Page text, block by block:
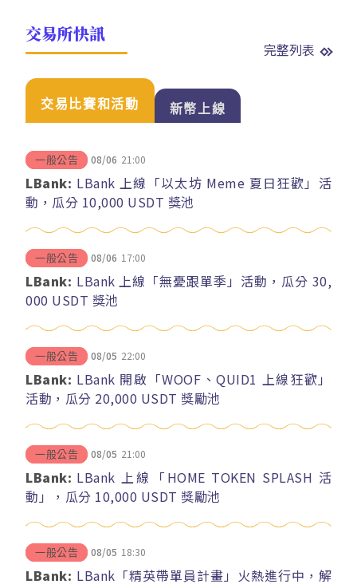
交易所快訊
完整列表
交易比賽和活動 新幣上線
一般公告 08/06 21:00
LBank: LBank 上線「以太坊 Meme 夏日狂歡」活
動，瓜分 10,000 USDT 獎池
一般公告 08/06 17:00
LBank: LBank 上線「無憂跟單季」活動，瓜分 30,
000 USDT 獎池
一般公告 08/05 22:00
LBank: LBank 開啟「WOOF、QUID1 上線狂歡」
活動，瓜分 20,000 USDT 獎勵池
一般公告 08/05 21:00
LBank: LBank 上線「HOME TOKEN SPLASH 活
動」，瓜分 10,000 USDT 獎勵池
一般公告 08/05 18:30
LBank: LBank「精英帶單員計畫」火熱進行中，解